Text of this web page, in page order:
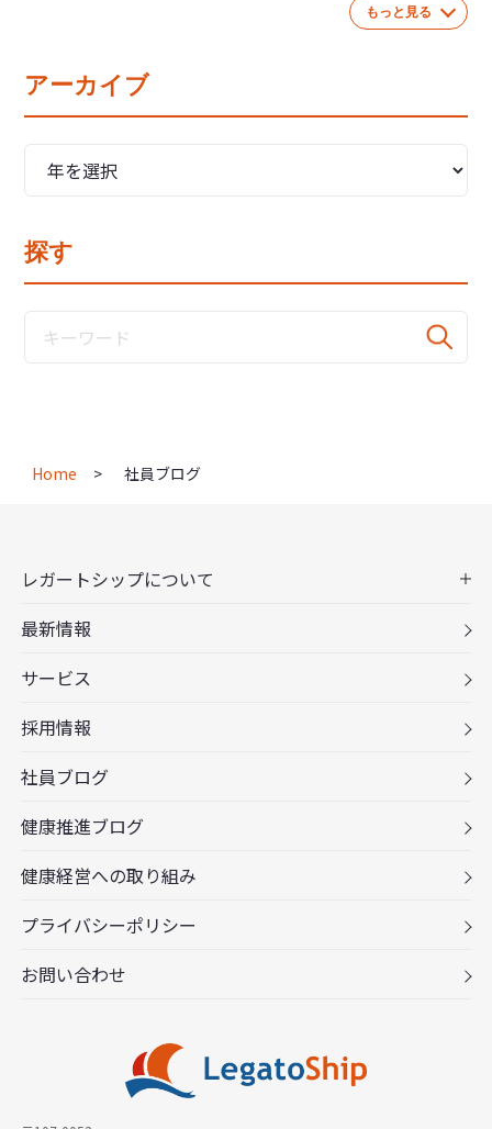
もっと見る
アーカイブ
探す
Home 社員ブログ
レガートシップについて
最新情報
サービス
採用情報
社員ブログ
健康推進ブログ
健康経営への取り組み
プライバシーポリシー
お問い合わせ